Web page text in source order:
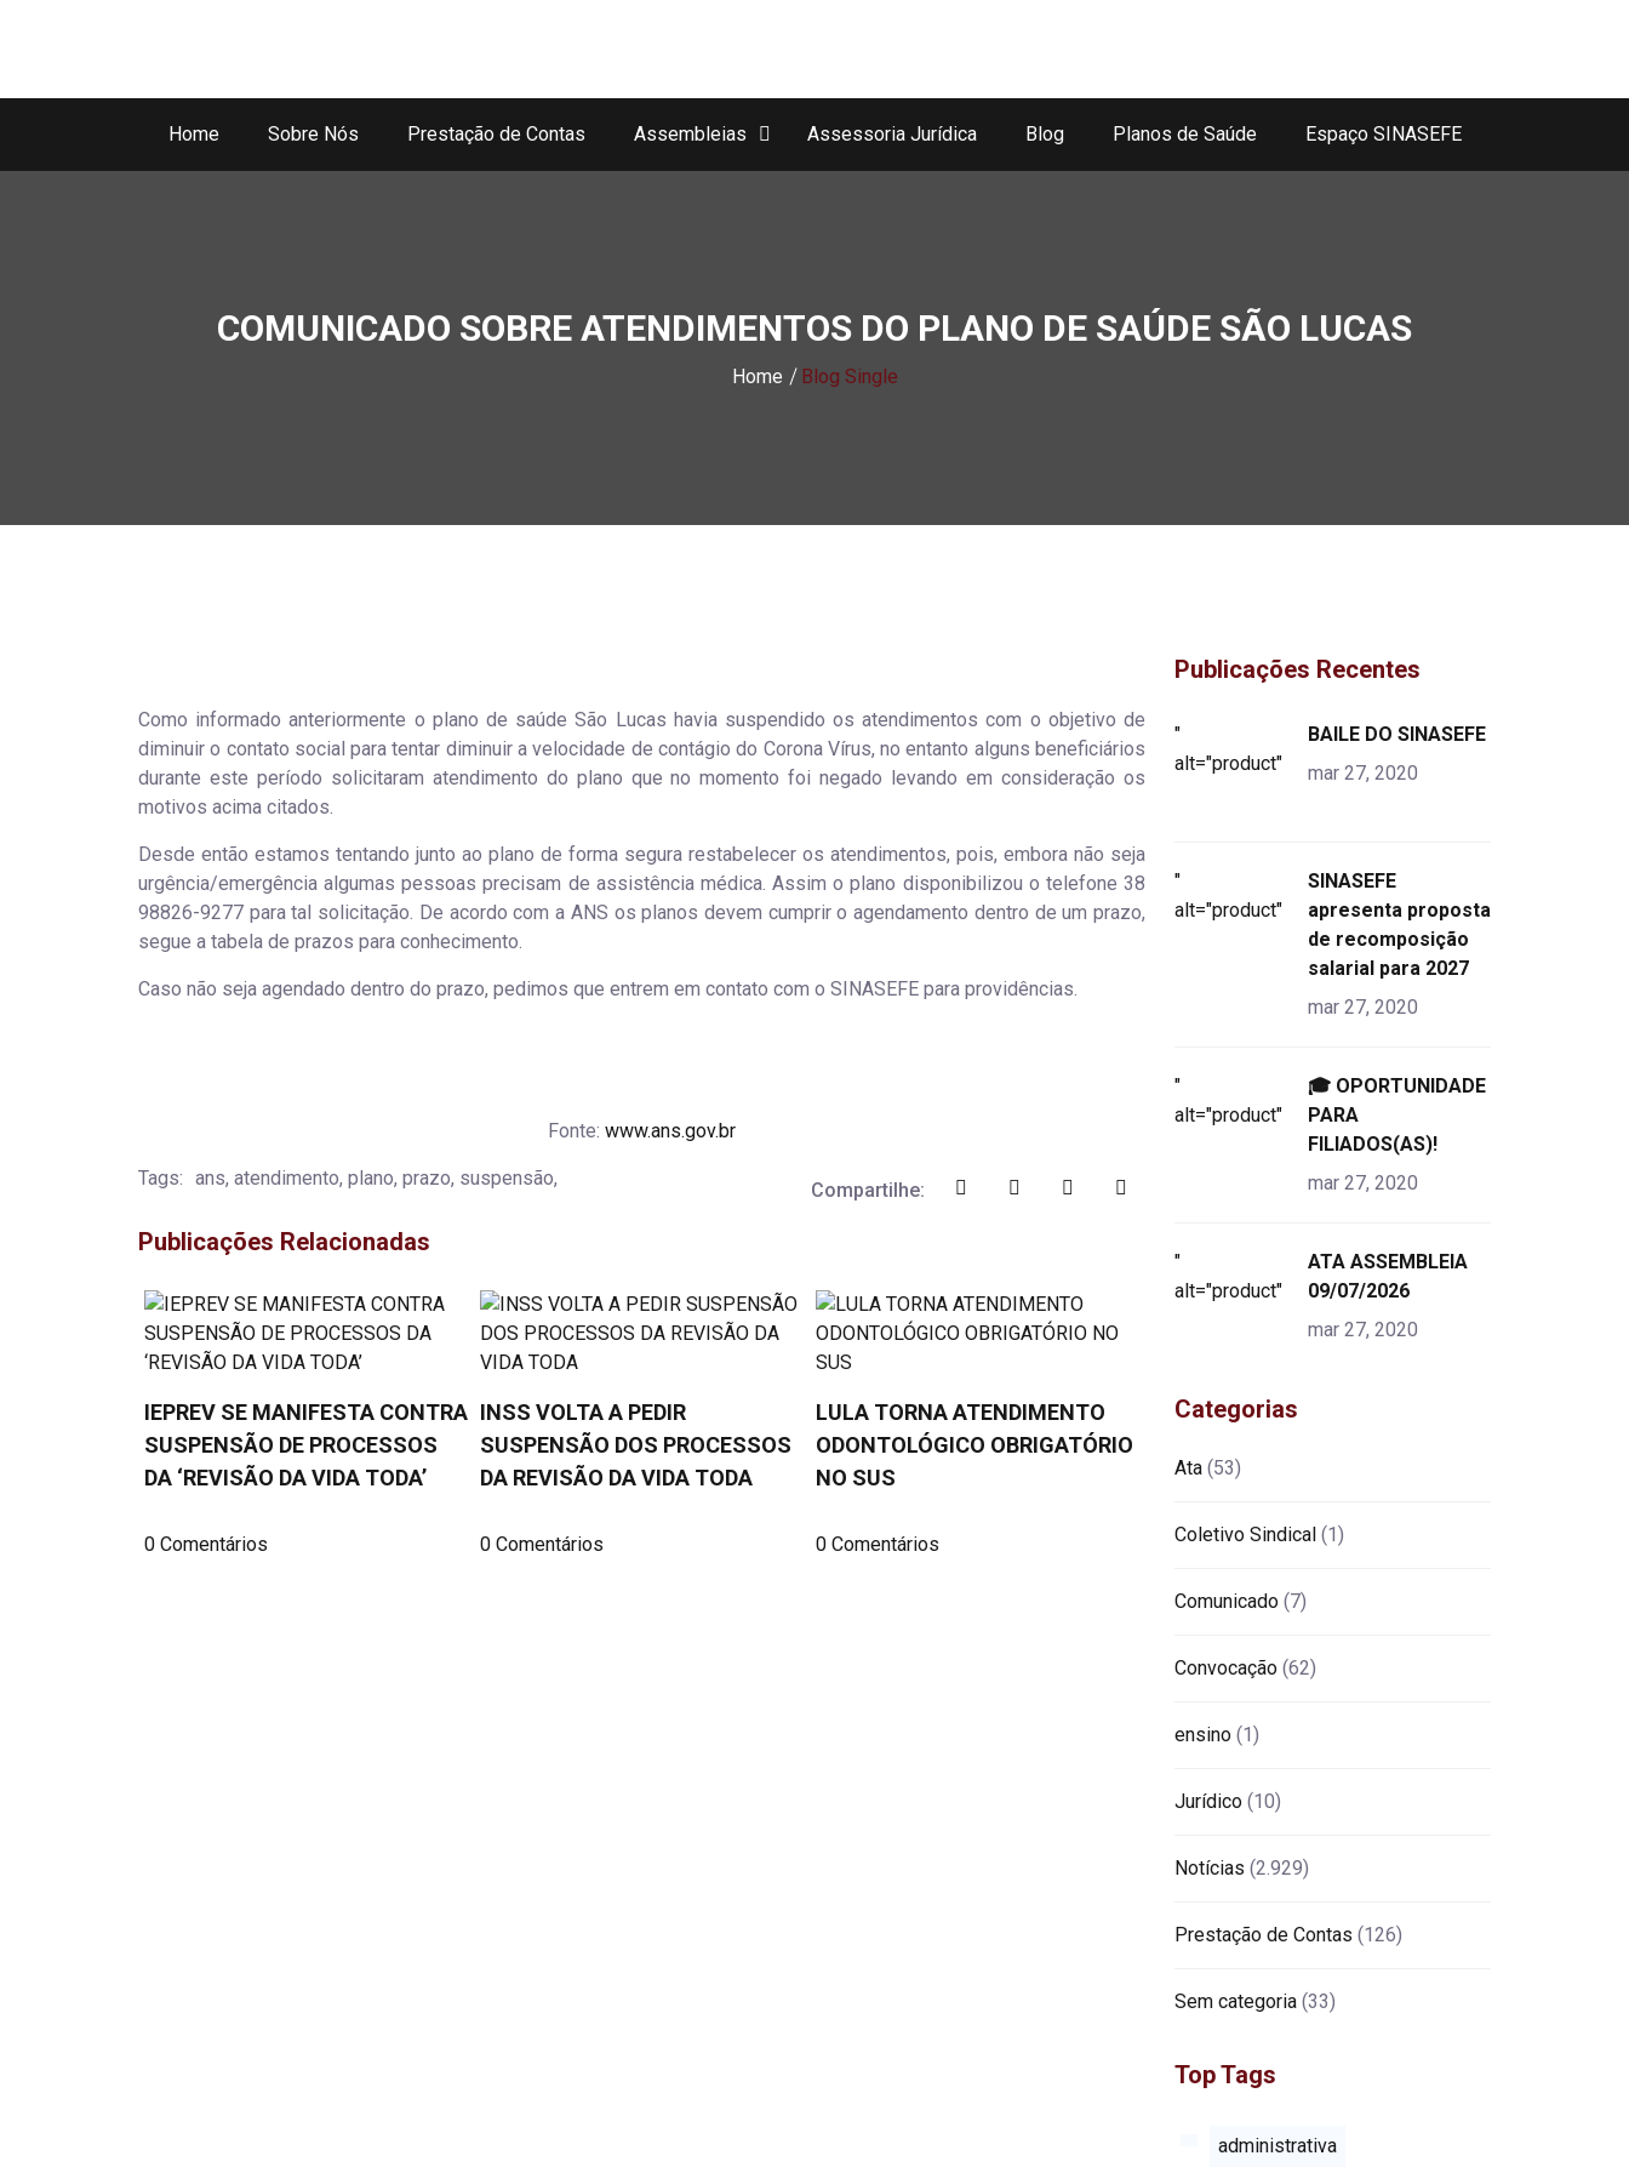
Home Sobre Nós Prestação de Contas Assembleias Assessoria Jurídica Blog Planos de Saúde Espaço SINASEFE
COMUNICADO SOBRE ATENDIMENTOS DO PLANO DE SAÚDE SÃO LUCAS
Home Blog Single
Como informado anteriormente o plano de saúde São Lucas havia suspendido os atendimentos com o objetivo de
diminuir o contato social para tentar diminuir a velocidade de contágio do Corona Vírus, no entanto alguns beneficiários
durante este período solicitaram atendimento do plano que no momento foi negado levando em consideração os
motivos acima citados.
Desde então estamos tentando junto ao plano de forma segura restabelecer os atendimentos, pois, embora não seja
urgência/emergência algumas pessoas precisam de assistência médica. Assim o plano disponibilizou o telefone 38
98826-9277 para tal solicitação. De acordo com a ANS os planos devem cumprir o agendamento dentro de um prazo,
segue a tabela de prazos para conhecimento.
Caso não seja agendado dentro do prazo, pedimos que entrem em contato com o SINASEFE para providências.
Fonte: www.ans.gov.br
Tags: ans, atendimento, plano, prazo, suspensão,
Compartilhe:
Publicações Relacionadas
IEPREV SE MANIFESTA CONTRA
SUSPENSÃO DE PROCESSOS
DA ‘REVISÃO DA VIDA TODA’
0 Comentários
INSS VOLTA A PEDIR
SUSPENSÃO DOS PROCESSOS
DA REVISÃO DA VIDA TODA
0 Comentários
LULA TORNA ATENDIMENTO
ODONTOLÓGICO OBRIGATÓRIO
NO SUS
0 Comentários
Publicações Recentes
"
alt="product">
BAILE DO SINASEFE
mar 27, 2020
"
alt="product">
SINASEFE
apresenta proposta
de recomposição
salarial para 2027
mar 27, 2020
"
alt="product">
🎓 OPORTUNIDADE
PARA
FILIADOS(AS)!
mar 27, 2020
"
alt="product">
ATA ASSEMBLEIA
09/07/2026
mar 27, 2020
Categorias
Ata (53)
Coletivo Sindical (1)
Comunicado (7)
Convocação (62)
ensino (1)
Jurídico (10)
Notícias (2.929)
Prestação de Contas (126)
Sem categoria (33)
Top Tags
administrativa